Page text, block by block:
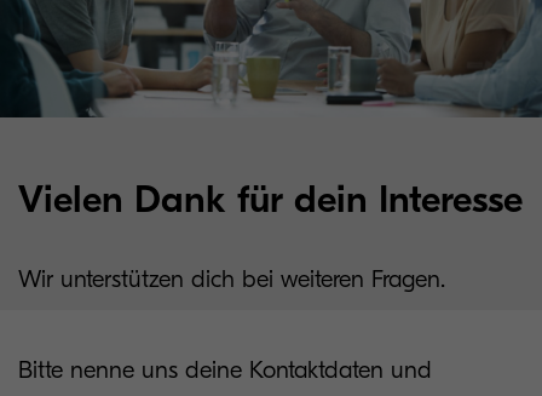
Vielen Dank für dein Interesse
Wir unterstützen dich bei weiteren Fragen.
Bitte nenne uns deine Kontaktdaten und